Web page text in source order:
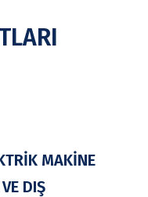
MAKİNE
DIŞ